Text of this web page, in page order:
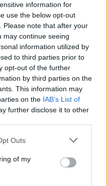
information for
use the below opt-out
Please note that after your
may continue seeing
information utilized by
to third parties prior to
opt-out of the further
by third parties on the
This information may
on the IAB’s List of
further disclose it to other
uses one or more Google
You may click to
its third-party tags to
purposes in below Google
Outs
of my
denevérek
hogy menjen
lógtam a
magam a
- idézte fel
csupán egy iPodot
számokat töltött
a forgatáson
lefogyva,
jelent meg, és a